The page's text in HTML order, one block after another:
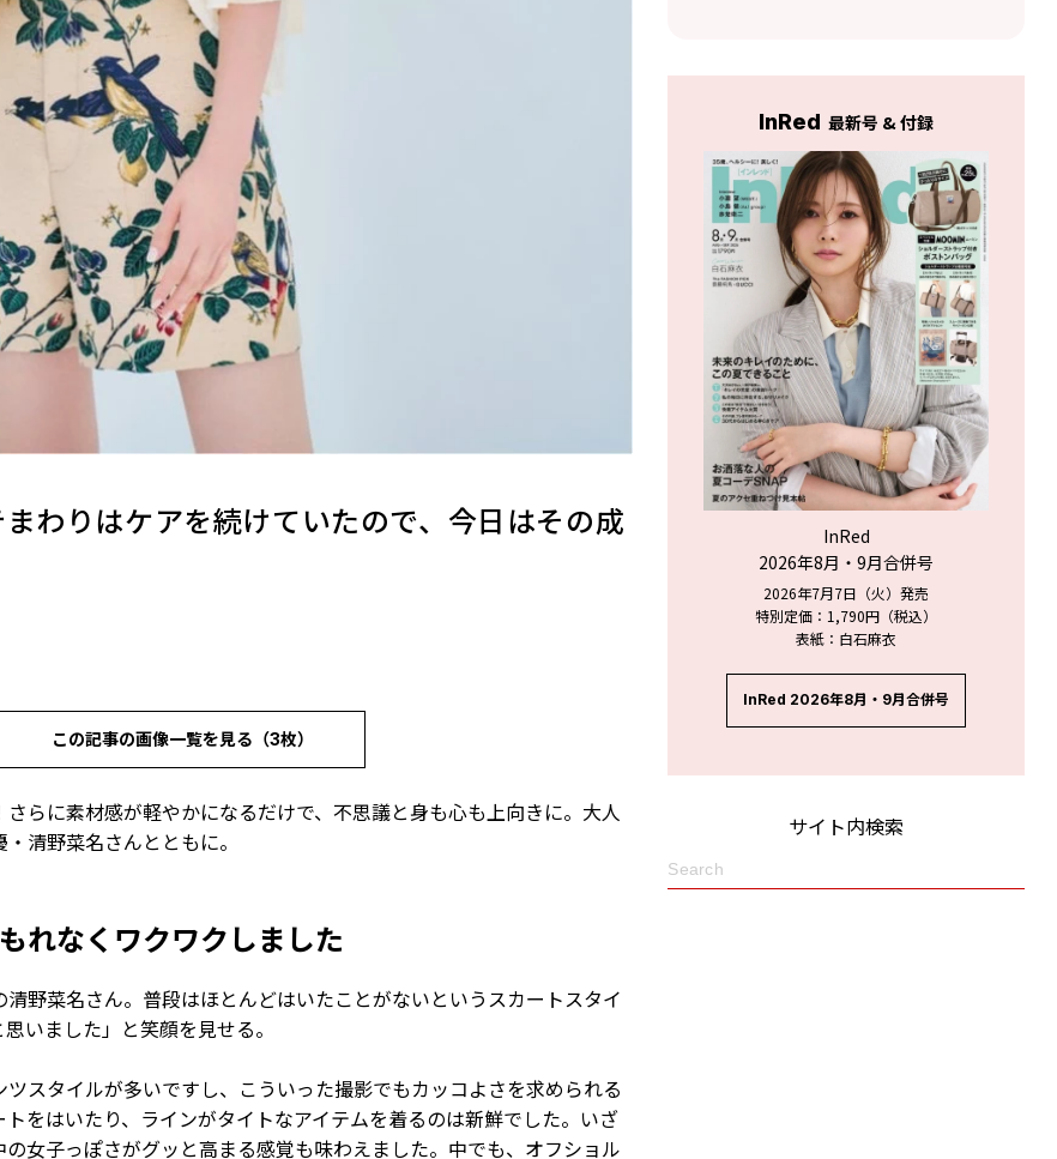
まわりはケアを続けていたので、今日はその成
この記事の画像一覧を見る（3枚）
らに素材感が軽やかになるだけで、不思議と身も心も上向きに。大人
清野菜名さんとともに。
れなくワクワクしました
野菜名さん。普段はほとんどはいたことがないというスカートスタイ
いました」と笑顔を見せる。
ツスタイルが多いですし、こういった撮影でもカッコよさを求められる
をはいたり、ラインがタイトなアイテムを着るのは新鮮でした。いざ
女子っぽさがグッと高まる感覚も味わえました。中でも、オフショル
InRed 最新号 & 付録
InRed
2026年8月・9月合併号
2026年7月7日（火）発売
特別定価：1,790円（税込）
表紙：白石麻衣
InRed 2026年8月・9月合併号
サイト内検索